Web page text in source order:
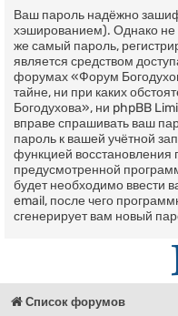
Ваш пароль надёжно
хэшированием). Однако не
же самый пароль,
является средством
форумах «Форум
тайне, ни при каких
Богодухова», ни phpBB
вправе спрашивать ваш
пароль к вашей учётной
функцией
предусмотренной
будет необходимо ввести
email, после чего
сгенерирует вам новый
Г
Список форумов